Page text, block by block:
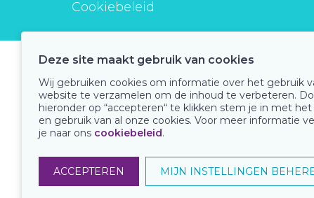
Cookiebeleid
instituutverantwoordmedicijngebruik
Onze keurmerken
Deze site maakt gebruik van cookies
Wij gebruiken cookies om informatie over het gebruik
website te verzamelen om de inhoud te verbeteren.
hieronder op “accepteren“ te klikken stem je in met het
en gebruik van al onze cookies. Voor meer informatie
je naar ons cookiebeleid.
ACCEPTEREN MIJN INSTELLINGEN